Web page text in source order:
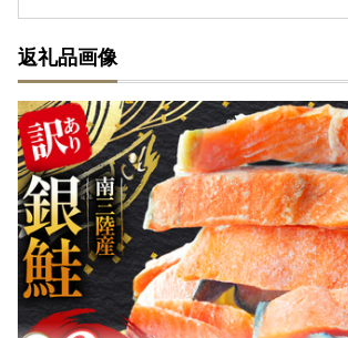
返礼品画像